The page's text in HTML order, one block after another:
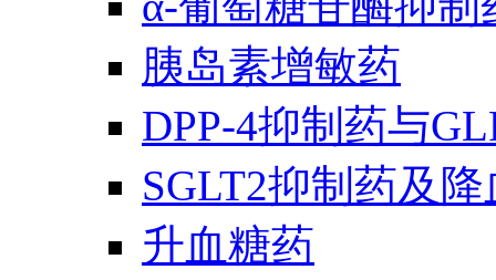
胰岛素增敏药
DPP-4抑制药与
SGLT2抑制药及
升血糖药